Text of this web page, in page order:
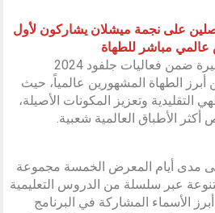
على نجمة ميشلان يشاركون لأول
مباشر للطهاة
وتعود فعالية توب تيبل الشهيرة ضمن فعاليات جلفود 2024
الطهاة المشهورين عالمياً، حيث
التقليدية وتعزيز المكونات الأصيلة،
الأطباق العالمية شعبية.
من 100 طاهٍ على مدى أيام المعرض الخمسة مجموعة
عبر سلسلة من الدروس التعليمية
الأسماء المشاركة في البرنامج